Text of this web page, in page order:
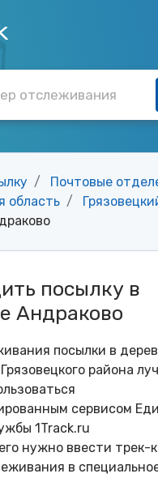
Почтовые
область
посылку в
Андраково
посылки в
района
сервисом
1Track.ru
нужно ввести трек-
в